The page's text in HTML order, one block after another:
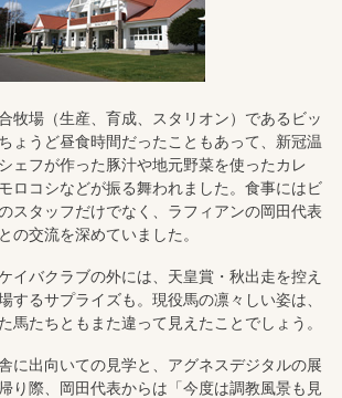
牧場（生産、育成、スタリオン）であるビッ
ょうど昼食時間だったこともあって、新冠温
ェフが作った豚汁や地元野菜を使ったカレ
ロコシなどが振る舞われました。食事にはビ
スタッフだけでなく、ラフィアンの岡田代表
の交流を深めていました。
イバクラブの外には、天皇賞・秋出走を控え
するサプライズも。現役馬の凛々しい姿は、
馬たちともまた違って見えたことでしょう。
に出向いての見学と、アグネスデジタルの展
り際、岡田代表からは「今度は調教風景も見